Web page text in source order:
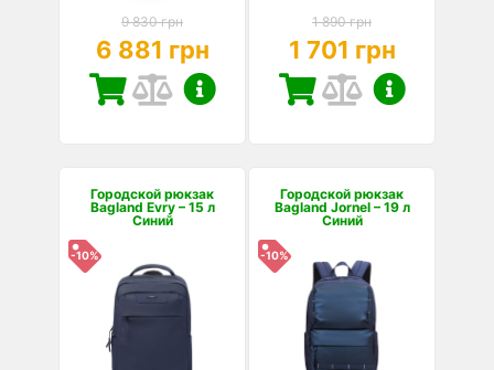
9 830 грн
6 881 грн
1 890 грн
1 701 грн
Городской рюкзак
Bagland Evry – 15 л
Синий
-10%
Городской рюкзак
Bagland Jornel – 19 л
Синий
-10%